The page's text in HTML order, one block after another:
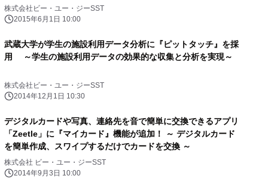
株式会社ビー・ユー・ジーSST
2015年6月1日 10:00
武蔵大学が学生の施設利用データ分析に『ピットタッチ』を採
用 ～学生の施設利用データの効果的な収集と分析を実現～
株式会社ビー・ユー・ジーSST
2014年12月1日 10:30
デジタルカードや写真、連絡先を音で簡単に交換できるアプリ
「Zeetle」に『マイカード』機能が追加！ ～ デジタルカード
を簡単作成、スワイプするだけでカードを交換 ～
株式会社 ビー・ユー・ジーSST
2014年9月3日 10:00